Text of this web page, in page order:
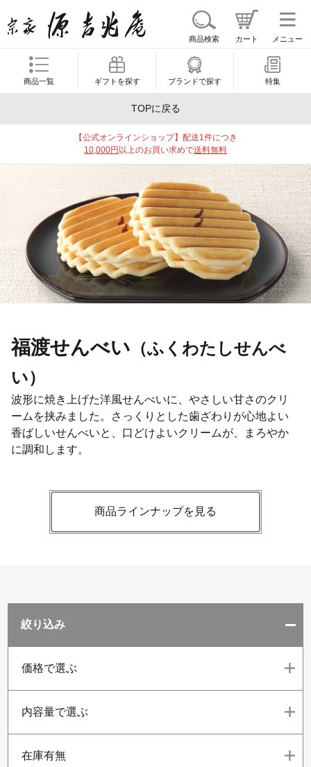
商品検索 カート メニュー
商品一覧 ギフトを探す ブランドで探す 特集
TOPに戻る
【公式オンラインショップ】配送1件につき
10,000円 以上のお買い求めで送料無料
福渡せんべい （ふくわたしせんべ
い）
波形に焼き上げた洋風せんべいに、やさしい甘さのクリ
ームを挟みました。さっくりとした歯ざわりが心地よい
香ばしいせんべいと、口どけよいクリームが、まろやか
に調和します。
商品ラインナップを見る
絞り込み
価格で選ぶ
内容量で選ぶ
在庫有無